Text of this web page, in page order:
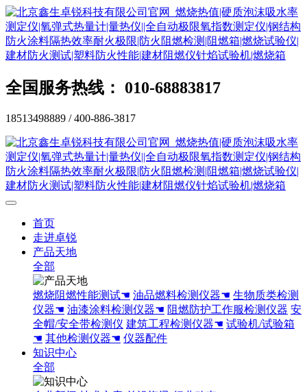
全国服务热线： 010-68883817
18513498889 / 400-886-3817
首页
走进卓锐
产品天地
全部
燃烧阻燃性能测试☚ 油品燃料检测仪器☚ 生物质类检测
仪器☚ 油漆涂料检测仪器☚ 阻燃防护工作服检测仪器 安
全帽/安全带检测仪 建筑工程检测仪器☚ 试验机/试验箱
☚ 其他检测仪器☚ 仪器配件
知识中心
全部